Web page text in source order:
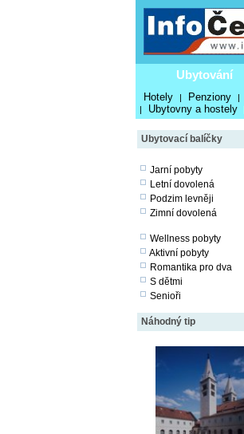
Ubytování
Hotely | Penziony |
| Ubytovny a hostely
Ubytovací balíčky
Jarní pobyty
Letní dovolená
Podzim levněji
Zimní dovolená
Wellness pobyty
Aktivní pobyty
Romantika pro dva
S dětmi
Senioři
Náhodný tip